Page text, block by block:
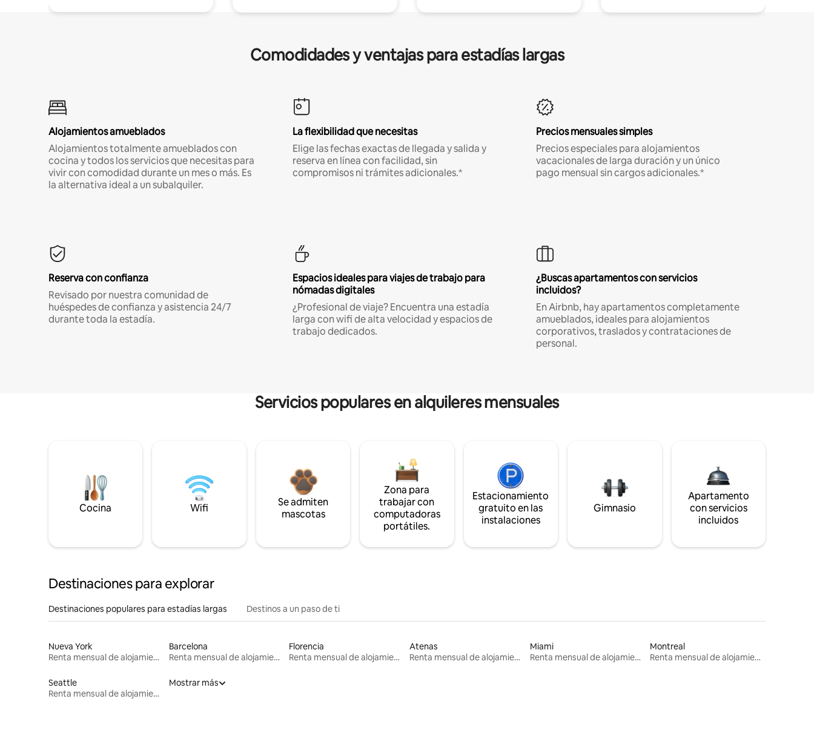
Comodidades y ventajas para estadías largas
Alojamientos amueblados
Alojamientos totalmente amueblados con
cocina y todos los servicios que necesitas para
vivir con comodidad durante un mes o más. Es
la alternativa ideal a un subalquiler.
La flexibilidad que necesitas
Elige las fechas exactas de llegada y salida y
reserva en línea con facilidad, sin
compromisos ni trámites adicionales.*
Precios mensuales simples
Precios especiales para alojamientos
vacacionales de larga duración y un único
pago mensual sin cargos adicionales.*
Reserva con confianza
Revisado por nuestra comunidad de
huéspedes de confianza y asistencia 24/7
durante toda la estadía.
Espacios ideales para viajes de trabajo para
nómadas digitales
¿Profesional de viaje? Encuentra una estadía
larga con wifi de alta velocidad y espacios de
trabajo dedicados.
¿Buscas apartamentos con servicios
incluidos?
En Airbnb, hay apartamentos completamente
amueblados, ideales para alojamientos
corporativos, traslados y contrataciones de
personal.
Servicios populares en alquileres mensuales
Cocina Wifi
Se admiten
mascotas
Zona para
trabajar con
computadoras
portátiles.
Estacionamiento
gratuito en las
instalaciones
Gimnasio
Apartamento
con servicios
incluidos
Destinaciones para explorar
Destinaciones populares para estadías largas Destinos a un paso de ti
Nueva York
Renta mensual de alojamientos
Barcelona
Renta mensual de alojamientos
Florencia
Renta mensual de alojamientos
Atenas
Renta mensual de alojamientos
Miami
Renta mensual de alojamientos
Montreal
Renta mensual de alojamientos
Seattle
Renta mensual de alojamientos
Mostrar más